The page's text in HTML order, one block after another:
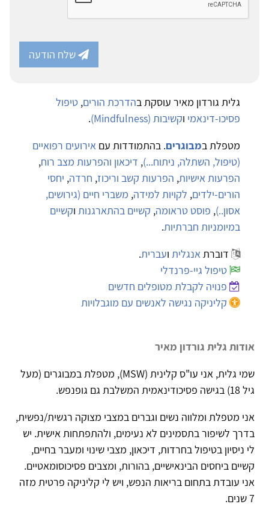
שלח הודעה
גלית גורדון מאיר עוסקת בהדרכת הורים, טיפול
פסיכו-דינאמי וקשיבות (Mindfulness)
.
מטפלת במבוגרים. בהתמודדות עם אירועים רפואיים
(טיפול, השתלה, ניתוח...), דיכאון והפרעות מצב רוח,
הפרעות אישיות, הפרעות קשב וריכוז, חרדה, יחסי
הורים-ילדים, לקויות למידה, משברי חיים (גירושים,
אסון..), פוסט טראומה, קשיים בהתארגנות וקשיים
במיומניות חברתיות.
דוברתאנגלית ועברית.
טיפול גיי-פרנדלי
פנויה לקבלת מטופלים חדשים
קליניקה נגישה לאנשים עם מוגבלויות
אודות גלית גורדון מאיר
שמי גלית, אני עו"ס קלינית (MSW), מטפלת במבוגרים (מעל
גיל 18) בגישה פסיכודינאמית המשלבת גם גופנפש.
אני מטפלת ומלווה נשים וגברים במצבי מצוקה רגשית/נפשית,
בדרך לשיפור בתסמינים לא נעימים, ולהתפתחות אישית. יש
לי ניסיון בטיפול בחרדות, דיכאון, מצבי שינוי ומעבר בחיים,
קשיים ביחסים הבינאישיים, בהורות, ומצבים פסיכוסומאטיים.
אני עובדת בתחום בריאות הנפש, ויש לי קליניקה פרטית מזה
7 שנים.